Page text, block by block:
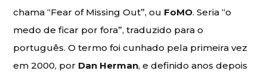
chama “Fear of Missing Out”, ou FoMO. Seria “o
medo de ficar por fora”, traduzido para o
português. O termo foi cunhado pela primeira vez
em 2000, por Dan Herman, e definido anos depois